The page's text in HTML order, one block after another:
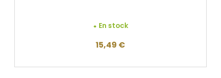
En stock
15,49 €